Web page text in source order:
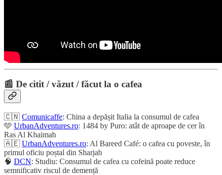
📰 De citit / văzut / făcut la o cafea
🇨🇳 Comunicaffe: China a depășit Italia la consumul de cafea
🩵 UrbanAdventures.ro: 1484 by Puro: atât de aproape de cer în
Ras Al Khaimah
🇦🇪 UrbanAdventures.ro: Al Bareed Café: o cafea cu poveste, în
primul oficiu poștal din Sharjah
🧠 DCN: Studiu: Consumul de cafea cu cofeină poate reduce
semnificativ riscul de demență